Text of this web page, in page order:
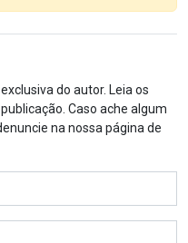
do autor. Leia os
Caso ache algum
na nossa página de